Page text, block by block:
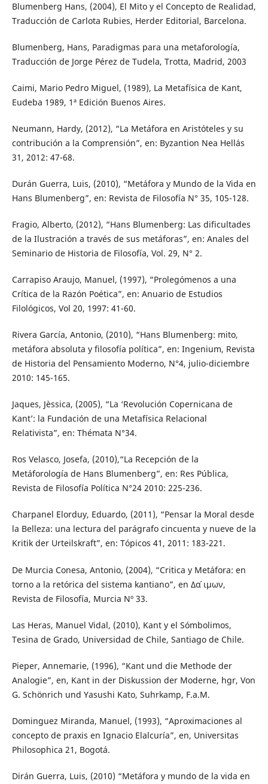
Blumenberg Hans, (2004), El Mito y el Concepto de Realidad,
Traducción de Carlota Rubies, Herder Editorial, Barcelona.
Blumenberg, Hans, Paradigmas para una metaforología,
Traducción de Jorge Pérez de Tudela, Trotta, Madrid, 2003
Caimi, Mario Pedro Miguel, (1989), La Metafísica de Kant,
Eudeba 1989, 1ª Edición Buenos Aires.
Neumann, Hardy, (2012), “La Metáfora en Aristóteles y su
contribución a la Comprensión”, en: Byzantion Nea Hellás
31, 2012: 47-68.
Durán Guerra, Luis, (2010), “Metáfora y Mundo de la Vida en
Hans Blumenberg”, en: Revista de Filosofía N° 35, 105-128.
Fragio, Alberto, (2012), “Hans Blumenberg: Las dificultades
de la Ilustración a través de sus metáforas”, en: Anales del
Seminario de Historia de Filosofía, Vol. 29, N° 2.
Carrapiso Araujo, Manuel, (1997), “Prolegómenos a una
Crítica de la Razón Poética”, en: Anuario de Estudios
Filológicos, Vol 20, 1997: 41-60.
Rivera García, Antonio, (2010), “Hans Blumenberg: mito,
metáfora absoluta y filosofía política”, en: Ingenium, Revista
de Historia del Pensamiento Moderno, N°4, julio-diciembre
2010: 145-165.
Jaques, Jèssica, (2005), “La ‘Revolución Copernicana de
Kant’: la Fundación de una Metafísica Relacional
Relativista”, en: Thémata N°34.
Ros Velasco, Josefa, (2010),“La Recepción de la
Metáforología de Hans Blumenberg”, en: Res Pública,
Revista de Filosofía Política N°24 2010: 225-236.
Charpanel Elorduy, Eduardo, (2011), “Pensar la Moral desde
la Belleza: una lectura del parágrafo cincuenta y nueve de la
Kritik der Urteilskraft”, en: Tópicos 41, 2011: 183-221.
De Murcia Conesa, Antonio, (2004), “Critica y Metáfora: en
torno a la retórica del sistema kantiano”, en ∆α ́ιμων,
Revista de Filosofía, Murcia Nº 33.
Las Heras, Manuel Vidal, (2010), Kant y el Sómbolimos,
Tesina de Grado, Universidad de Chile, Santiago de Chile.
Pieper, Annemarie, (1996), “Kant und die Methode der
Analogie”, en, Kant in der Diskussion der Moderne, hgr, Von
G. Schönrich und Yasushi Kato, Suhrkamp, F.a.M.
Dominguez Miranda, Manuel, (1993), “Aproximaciones al
concepto de praxis en Ignacio Elalcuría”, en, Universitas
Philosophica 21, Bogotá.
Dirán Guerra, Luis, (2010) “Metáfora y mundo de la vida en